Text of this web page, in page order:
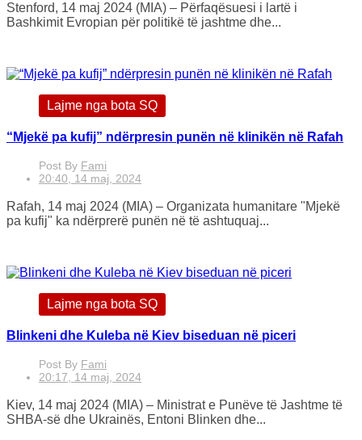
Stenford, 14 maj 2024 (MIA) – Përfaqësuesi i lartë i
Bashkimit Evropian për politikë të jashtme dhe...
Lajme nga bota SQ
“Mjekë pa kufij” ndërpresin punën në klinikën në Rafah
Post By Fami
20:40, 14 maj, 2024
Rafah, 14 maj 2024 (MIA) – Organizata humanitare "Mjekë
pa kufij" ka ndërprerë punën në të ashtuquaj...
Lajme nga bota SQ
Blinkeni dhe Kuleba në Kiev biseduan në piceri
Post By Fami
20:17, 14 maj, 2024
Kiev, 14 maj 2024 (MIA) – Ministrat e Punëve të Jashtme të
SHBA-së dhe Ukrainës, Entoni Blinken dhe...